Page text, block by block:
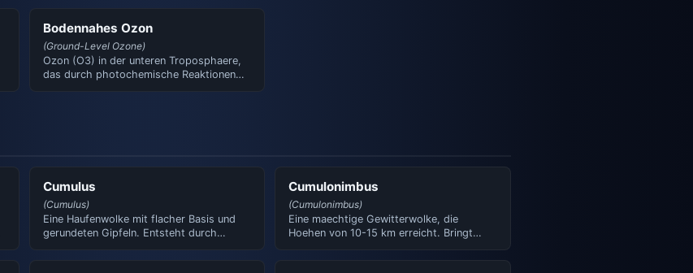
Bodennahes Ozon
(Ground-Level Ozone)
Ozon (O3) in der unteren Troposphaere,
das durch photochemische Reaktionen
Cumulus
(Cumulus)
Eine Haufenwolke mit flacher Basis und
gerundeten Gipfeln. Entsteht durch
Cumulonimbus
(Cumulonimbus)
Eine maechtige Gewitterwolke, die
Hoehen von 10-15 km erreicht. Bringt